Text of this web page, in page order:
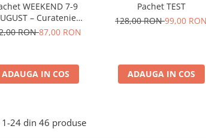
WEEKEND 7-9
– Curatenie
Completa, 4
RON87,00 RON
ADAUGA IN COS
Pachet TEST
128,00 RON99,00 RON
ADAUGA IN COS
1-24 din 46 produse